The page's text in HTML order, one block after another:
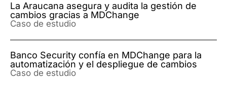
La Araucana asegura y audita la gestión de
cambios gracias a MDChange
Caso de estudio
Banco Security confía en MDChange para la
automatización y el despliegue de cambios
Caso de estudio